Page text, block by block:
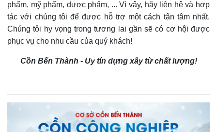
phẩm, mỹ phẩm, dược phẩm, ... Vì vậy, hãy liên hệ và hợp
tác với chúng tôi để được hỗ trợ một cách tận tâm nhất.
Chúng tôi hy vọng trong tương lai gần sẽ có cơ hội được
phục vụ cho nhu cầu của quý khách!
Cồn Bến Thành - Uy tín dựng xây từ chất lượng!